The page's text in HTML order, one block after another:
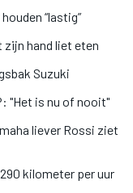
“lastig”
zijn hand liet eten
Suzuki
"Het is nu of nooit"
liever Rossi ziet
kilometer per uur